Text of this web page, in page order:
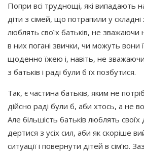
Попри всі труднощі, які випадають
діти з сімей, що потрапили у
люблять своїх батьків, не зважаючи
в них погані звички, чи можуть вони
щоденно їжею і, навіть, не
з батьків і раді були б їх позбутися.
Так, є частина батьків, яким не
дійсно раді були б, аби хтось, а не
Але більшість батьків люблять своїх
дертися з усіх сил, аби як скоріше
ситуації і повернути дітей в сім’ю.